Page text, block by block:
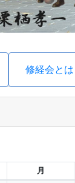
修経会とは
月